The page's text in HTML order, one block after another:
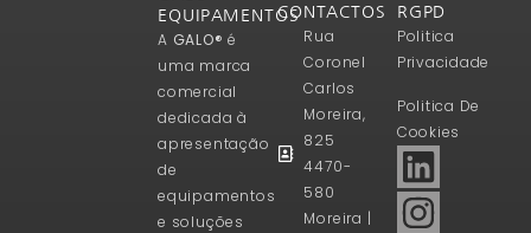
EQUIPAMENTOS
A GALO® é
uma marca
comercial
dedicada à
apresentação
de
equipamentos
e soluções
CONTACTOS
Rua
Coronel
Carlos
Moreira,
825
4470-
580
Moreira |
RGPD
Politica
Privacidade
Politica De
Cookies